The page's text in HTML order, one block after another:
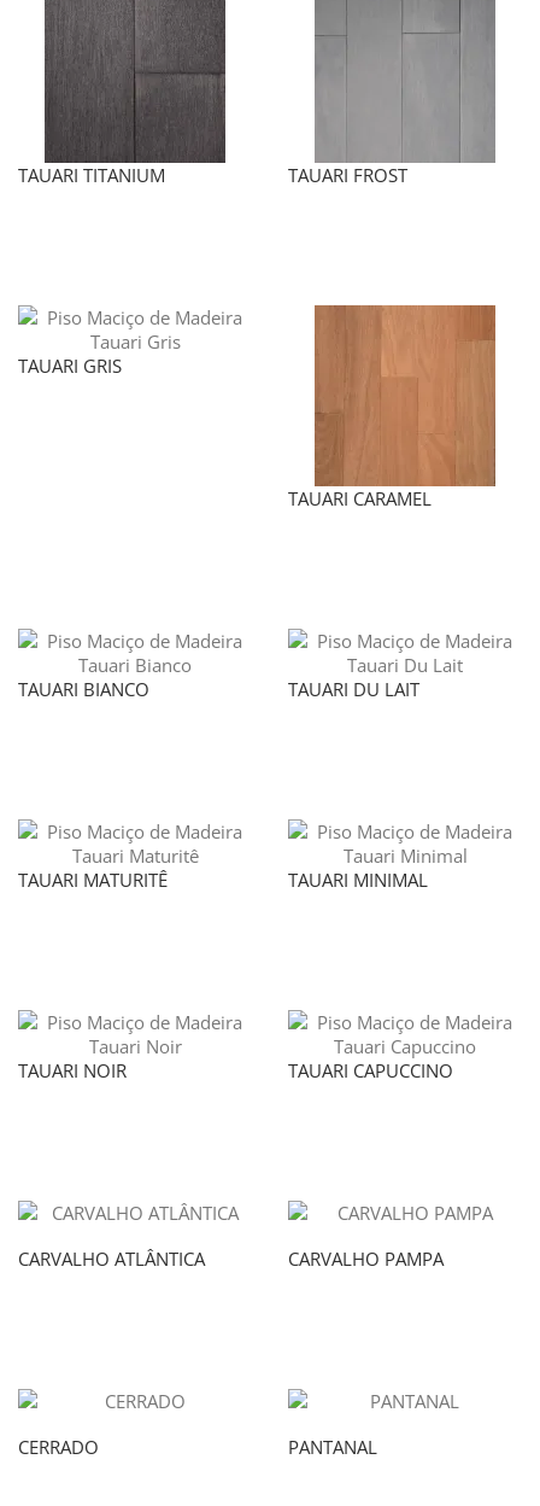
TAUARI TITANIUM TAUARI FROST
TAUARI GRIS
TAUARI CARAMEL
TAUARI BIANCO TAUARI DU LAIT
TAUARI MATURITÊ TAUARI MINIMAL
TAUARI NOIR TAUARI CAPUCCINO
CARVALHO ATLÂNTICA CARVALHO PAMPA
CERRADO PANTANAL